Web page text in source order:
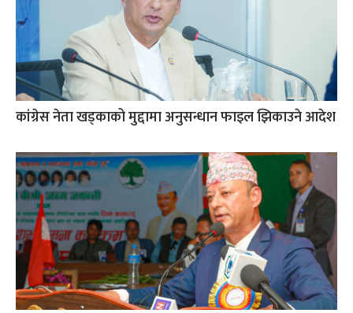
कांग्रेस नेता खड्काको मुद्दामा अनुसन्धान फाइल झिकाउने आदेश